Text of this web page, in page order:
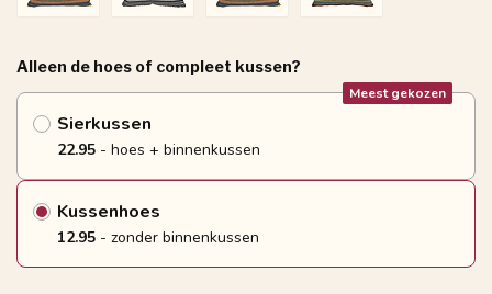
Alleen de hoes of compleet kussen?
Sierkussen
Meest gekozen
22.95 - hoes + binnenkussen
Kussenhoes
12.95 - zonder binnenkussen